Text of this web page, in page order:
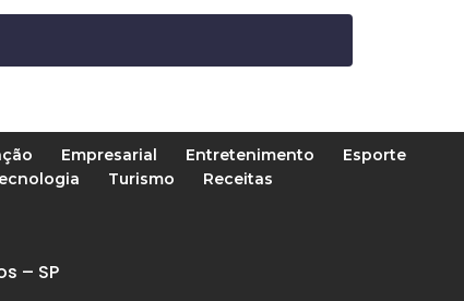
Empresarial Entretenimento
Esporte
Turismo Receitas
– SP